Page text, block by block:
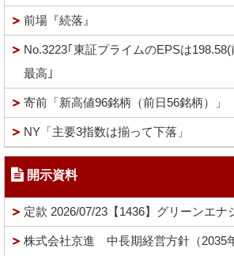
前場『続落』
No.3223｢東証プライムのEPSは
最高｣
寄前「新高値96銘柄（前日56銘柄）」
NY「主要3指数は揃って下落」
開示資料
定款 2026/07/23【1436】グリーンエナ
株式会社京進 中長期経営方針（2035